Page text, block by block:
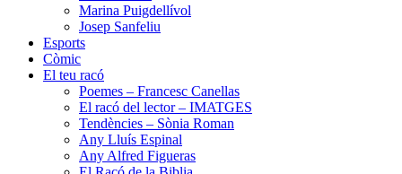
Marina Puigdellívol
Josep Sanfeliu
Esports
Còmic
El teu racó
Poemes – Francesc Canellas
El racó del lector – IMATGES
Tendències – Sònia Roman
Any Lluís Espinal
Any Alfred Figueras